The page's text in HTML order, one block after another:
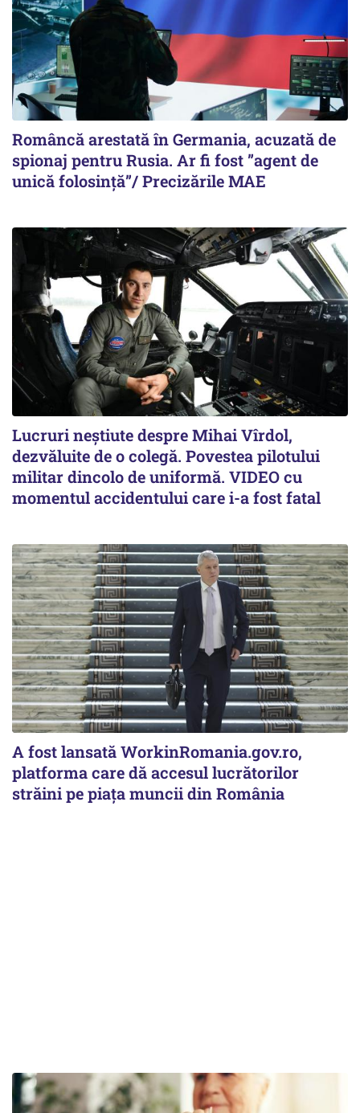
Româncă arestată în Germania, acuzată de
spionaj pentru Rusia. Ar fi fost ”agent de
unică folosință”/ Precizările MAE
Lucruri neștiute despre Mihai Vîrdol,
dezvăluite de o colegă. Povestea pilotului
militar dincolo de uniformă. VIDEO cu
momentul accidentului care i-a fost fatal
A fost lansată WorkinRomania.gov.ro,
platforma care dă accesul lucrătorilor
străini pe piața muncii din România